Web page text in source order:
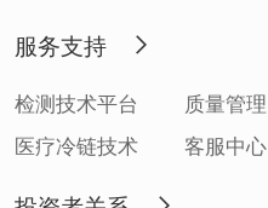
服务支持
检测技术平台 质量管理
医疗冷链技术
客服中心